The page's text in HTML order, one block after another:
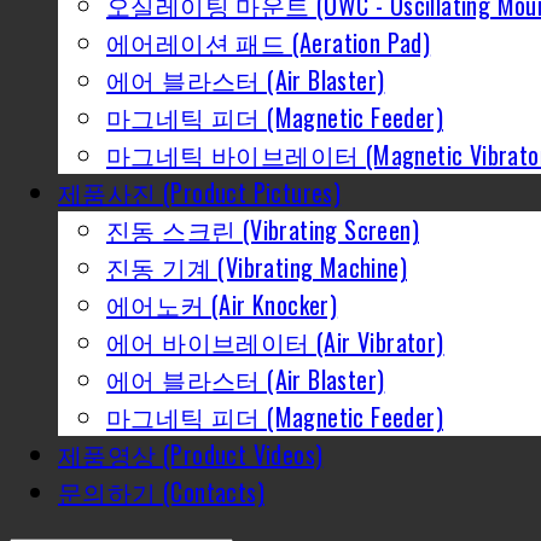
에어레이션 패드 (Aeration Pad)
에어 블라스터 (Air Blaster)
마그네틱 피더 (Magnetic Feeder)
마그네틱 바이브레이터 (Magnetic
제품사진 (Product Pictures)
진동 스크린 (Vibrating Screen)
진동 기계 (Vibrating Machine)
에어노커 (Air Knocker)
에어 바이브레이터 (Air Vibrator)
에어 블라스터 (Air Blaster)
마그네틱 피더 (Magnetic Feeder)
제품영상 (Product Videos)
문의하기 (Contacts)